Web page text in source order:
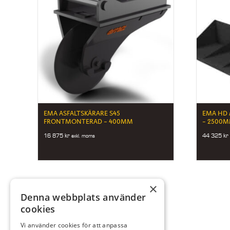
EMA ASFALTSKÄRARE S45
FRONTMONTERAD – 400MM
16 875kr exkl. moms
EMA HD
–
44 325kr
×
Denna webbplats använder
cookies
Vi använder cookies för att anpassa